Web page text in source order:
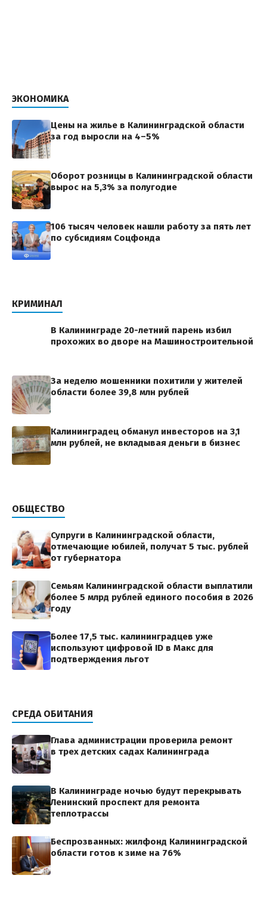
ЭКОНОМИКА
Цены на жилье в Калининградской области
за год выросли на 4–5%
Оборот розницы в Калининградской области
вырос на 5,3% за полугодие
106 тысяч человек нашли работу за пять лет
по субсидиям Соцфонда
КРИМИНАЛ
В Калининграде 20-летний парень избил
прохожих во дворе на Машиностроительной
За неделю мошенники похитили у жителей
области более 39,8 млн рублей
Калининградец обманул инвесторов на 3,1
млн рублей, не вкладывая деньги в бизнес
ОБЩЕСТВО
Супруги в Калининградской области,
отмечающие юбилей, получат 5 тыс. рублей
от губернатора
Семьям Калининградской области выплатили
более 5 млрд рублей единого пособия в 2026
году
Более 17,5 тыс. калининградцев уже
используют цифровой ID в Макс для
подтверждения льгот
СРЕДА ОБИТАНИЯ
Глава администрации проверила ремонт
в трех детских садах Калининграда
В Калининграде ночью будут перекрывать
Ленинский проспект для ремонта
теплотрассы
Беспрозванных: жилфонд Калининградской
области готов к зиме на 76%